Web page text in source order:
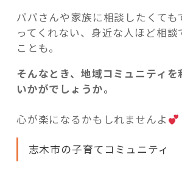
パパさんや家族に相談したくても
ってくれない、身近な人ほど相談
ことも。
そんなとき、地域コミュニティ
いかがでしょうか。
心が楽になるかもしれませんよ
志木市の子育てコミュニティ